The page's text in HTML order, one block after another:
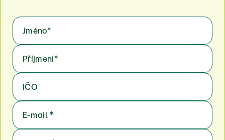
Jméno*
Příjmení *
IČO
E-mail*